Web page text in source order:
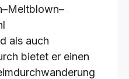
als auch
bietet er einen